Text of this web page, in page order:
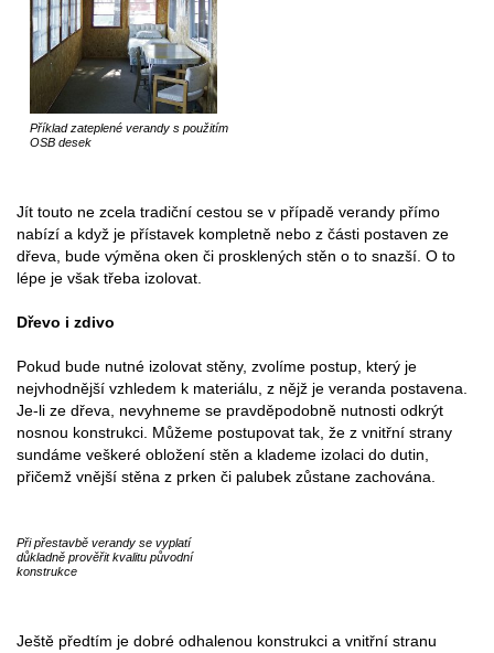
Příklad zateplené verandy s použitím
OSB desek
Jít touto ne zcela tradiční cestou se v případě verandy přímo
nabízí a když je přístavek kompletně nebo z části postaven ze
dřeva, bude výměna oken či prosklených stěn o to snazší. O to
lépe je však třeba izolovat.
Dřevo i zdivo
Pokud bude nutné izolovat stěny, zvolíme postup, který je
nejvhodnější vzhledem k materiálu, z nějž je veranda postavena.
Je-li ze dřeva, nevyhneme se pravděpodobně nutnosti odkrýt
nosnou konstrukci. Můžeme postupovat tak, že z vnitřní strany
sundáme veškeré obložení stěn a klademe izolaci do dutin,
přičemž vnější stěna z prken či palubek zůstane zachována.
Při přestavbě verandy se vyplatí
důkladně prověřit kvalitu původní
konstrukce
Ještě předtím je dobré odhalenou konstrukci a vnitřní stranu